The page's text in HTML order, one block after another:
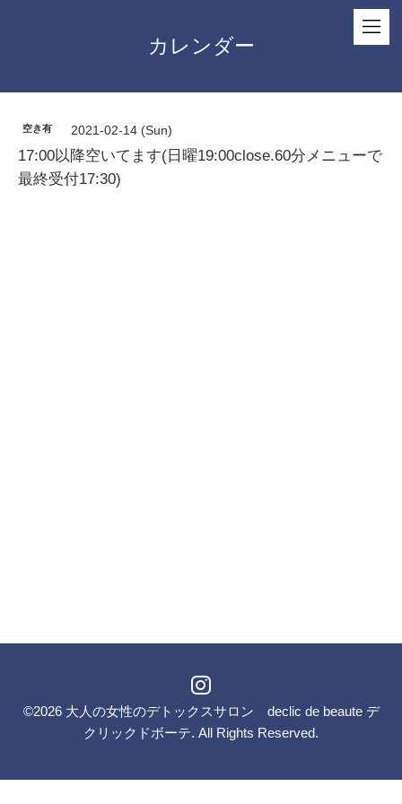
カレンダー
空き有 2021-02-14 (Sun)
17:00以降空いてます(日曜19:00close.60分メニューで
最終受付17:30)
©2026 大人の女性のデトックスサロン declic de beaute デ
クリックドボーテ. All Rights Reserved.